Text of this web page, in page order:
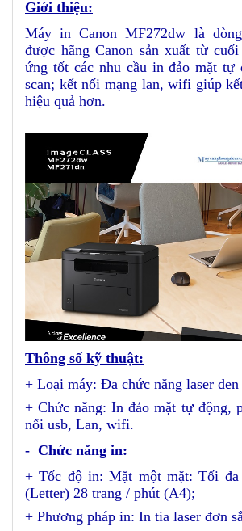
Giới thiệu:
Máy in Canon MF272dw là
được hãng Canon sản xuất từ
ứng tốt các nhu cầu in đảo mặt tự
scan; kết nối mạng lan, wifi giúp
hiệu quả hơn.
Thông số kỹ thuật:
+ Loại máy: Đa chức năng laser đen
+ Chức năng: In đảo mặt tự động,
nối usb, Lan, wifi.
- Chức năng in:
+ Tốc độ in: Mặt một mặt: Tối
(Letter) 28 trang / phút (A4);
+ Phương pháp in: In tia laser đơn